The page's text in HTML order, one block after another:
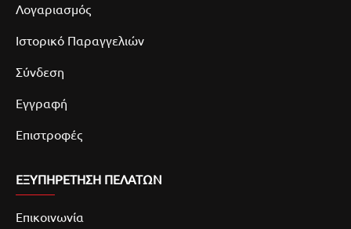
Λογαριασμός
Ιστορικό Παραγγελιών
Σύνδεση
Εγγραφή
Επιστροφές
ΕΞΥΠΗΡΕΤΗΣΗ ΠΕΛΑΤΩΝ
Επικοινωνία